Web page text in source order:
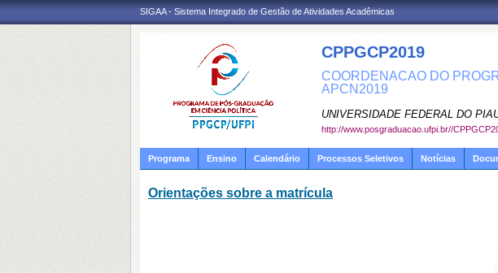
SIGAA - Sistema Integrado de Gestão de Atividades Acadêmicas
CPPGCP2019
COORDENACAO DO
APCN2019
UNIVERSIDADE FEDERAL DO
http://www.posgraduacao.ufpi.br//
Programa Ensino Calendário Processos Seletivos Notícias
Orientações sobre a matrícula